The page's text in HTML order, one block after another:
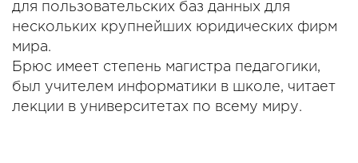
для пользовательских баз данных для
нескольких крупнейших юридических фирм
мира.
Брюс имеет степень магистра педагогики,
был учителем информатики в школе, читает
лекции в университетах по всему миру.